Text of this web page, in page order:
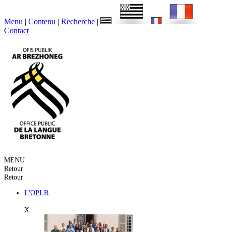
Menu | Contenu | Recherche |
Contact
MENU
Retour
Retour
L'OPLB
X